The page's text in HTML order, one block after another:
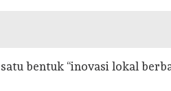
bentuk “inovasi lokal